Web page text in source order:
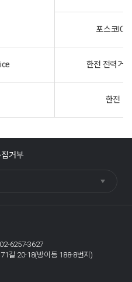
포스코ICT
한전 전력거
한전
거부
6257-3627
길 20-18(방이동 188-8번지)